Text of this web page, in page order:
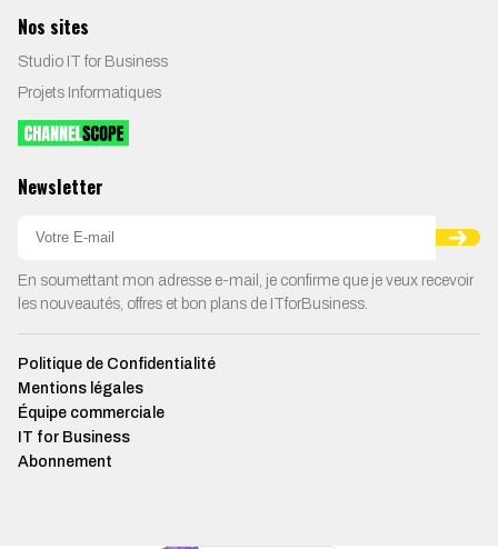
Nos sites
Studio IT for Business
Projets Informatiques
Newsletter
En soumettant mon adresse e-mail, je confirme que je veux recevoir
les nouveautés, offres et bon plans de ITforBusiness.
Politique de Confidentialité
Mentions légales
Équipe commerciale
IT for Business
Abonnement